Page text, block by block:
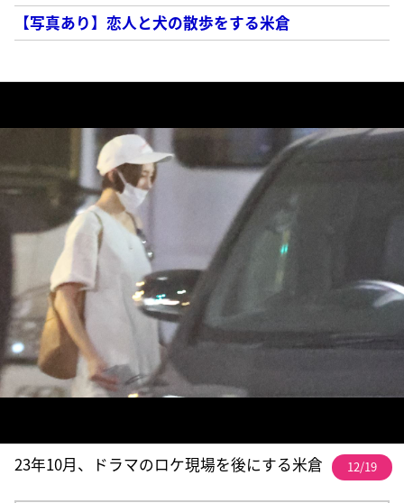
【写真あり】恋人と犬の散歩をする米倉
23年10月、ドラマのロケ現場を後にする米倉 12/19